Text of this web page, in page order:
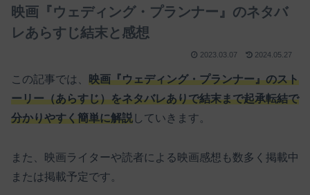
映画『ウェディング・プランナー』のネタバ
レあらすじ結末と感想
2023.03.07 2024.05.27
この記事では、 映画『ウェディング・プランナー』のスト
ーリー（あらすじ）をネタバレありで結末まで起承転結で
分かりやすく簡単に解説 していきます。
また、映画ライターや読者による映画感想も数多く掲載中
または掲載予定です。